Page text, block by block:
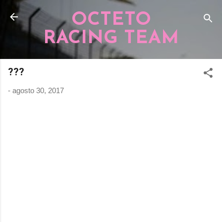
Pular para o conteúdo principal
OCTETO
RACING TEAM
???
- agosto 30, 2017